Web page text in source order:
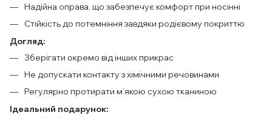
Надійна оправа, що забезпечує комфорт при носінні
Стійкість до потемніння завдяки родієвому покриттю
Догляд:
Зберігати окремо від інших прикрас
Не допускати контакту з хімічними речовинами
Регулярно протирати м’якою сухою тканиною
Ідеальний подарунок: